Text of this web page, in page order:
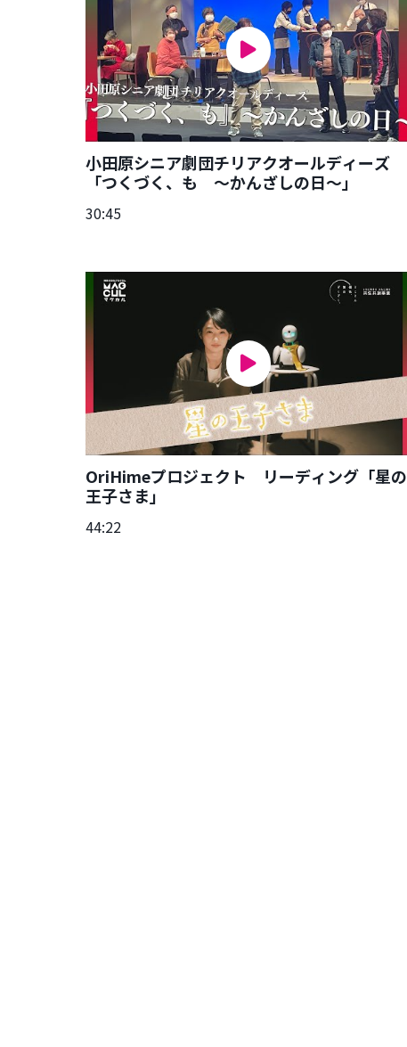
小田原シニア劇団チリアクオールディーズ
「つくづく、も ～かんざしの日～」
30:45
OriHimeプロジェクト リーディング「星の
王子さま」
44:22